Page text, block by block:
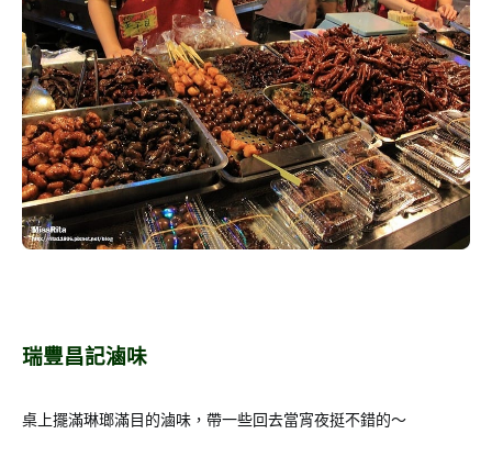
瑞豐昌記滷味
桌上擺滿琳瑯滿目的滷味，帶一些回去當宵夜挺不錯的～